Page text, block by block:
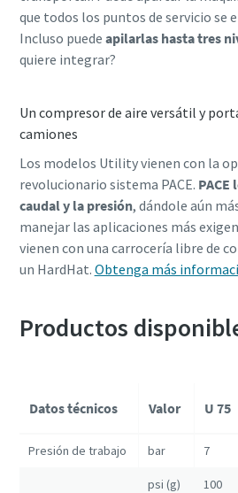
que todos los puntos de servicio se
Incluso puede apilarlas hasta tres
quiere integrar?
Un compresor de aire versátil y
camiones
Los modelos Utility vienen con la
revolucionario sistema PACE.
caudal y la presión, dándole aún
manejar las aplicaciones más
vienen con una carrocería libre de
un HardHat. Obtenga más
Productos
Datos técnicos Valor U 75
Presión de trabajo bar 7
psi (g) 100